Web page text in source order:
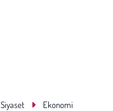
Siyaset
Ekonomi